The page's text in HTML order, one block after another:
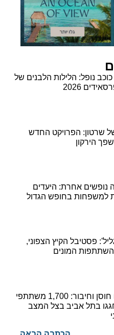
נופל: הלילות הלבנים של
2026
שרטון: הפרויקט החדש
הירקון
נופשים אחרת: היעדים
למשפחות בחופש הגדול
פסטיבל הקיץ הצפוני,
המונים
מפגינים חוסן וחיבור: 1,700 משתתפי
בתל אביב בצל המצב